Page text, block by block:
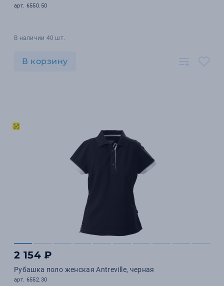
арт. 6550.50
В наличии 40 шт.
В корзину
2 154 ₽
Рубашка поло женская Antreville, черная
арт. 6552.30